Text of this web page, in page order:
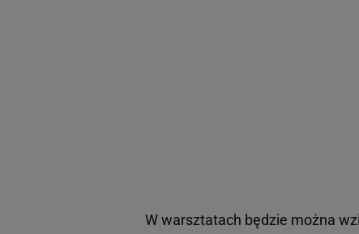
W warsztatach będzie można